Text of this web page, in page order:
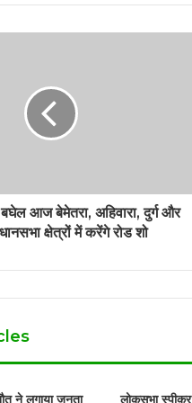
आज बेमेतरा, अहिवारा, दुर्ग और
क्षेत्रों में करेंगे रोड शो
ने लगाया जनता
लोकसभा